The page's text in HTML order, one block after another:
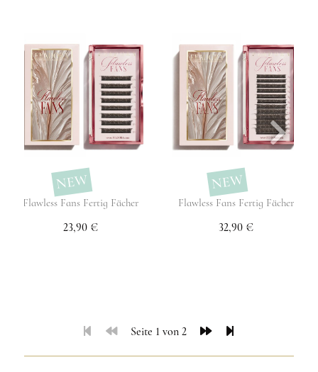
NEW
Flawless Fans Fertig Fächer
23,90 €
NEW
Flawless Fans Fertig Fächer
32,90 €
Seite 1 von 2